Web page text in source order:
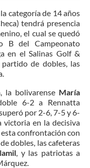
categoría de 14 años
tendrá presencia
el cual se quedó
B del Campeonato
en el Salinas Golf &
de dobles, las
la bolivarense María
6-2 a Rennatta
por 2-6, 7-5 y 6-
victoria en la decisiva
confrontación con
dobles, las cafeteras
, y las patriotas a